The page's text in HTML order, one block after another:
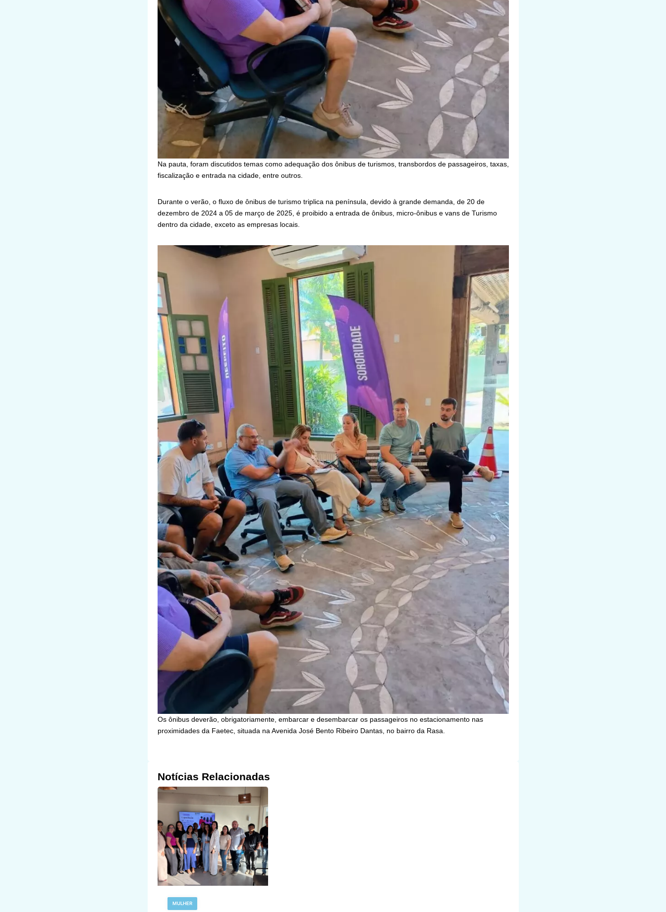
Na pauta, foram discutidos temas como adequação dos ônibus de turismos, transbordos de passageiros, taxas,
fiscalização e entrada na cidade, entre outros.
Durante o verão, o fluxo de ônibus de turismo triplica na península, devido à grande demanda, de 20 de
dezembro de 2024 a 05 de março de 2025, é proibido a entrada de ônibus, micro-ônibus e vans de Turismo
dentro da cidade, exceto as empresas locais.
Os ônibus deverão, obrigatoriamente, embarcar e desembarcar os passageiros no estacionamento nas
proximidades da Faetec, situada na Avenida José Bento Ribeiro Dantas, no bairro da Rasa.
Notícias Relacionadas
MULHER